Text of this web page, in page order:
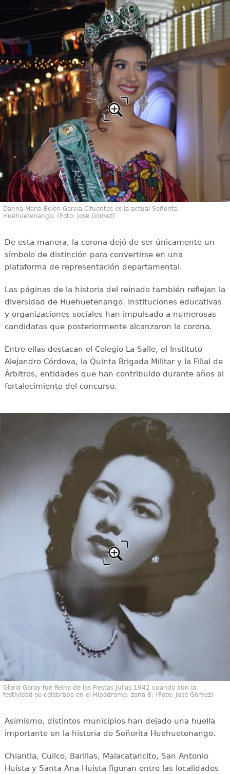
Danna María Belén García Cifuentes es la actual Señorita
Huehuetenango. (Foto: José Gómez)
De esta manera, la corona dejó de ser únicamente un
símbolo de distinción para convertirse en una
plataforma de representación departamental.
Las páginas de la historia del reinado también reflejan la
diversidad de Huehuetenango. Instituciones educativas
y organizaciones sociales han impulsado a numerosas
candidatas que posteriormente alcanzaron la corona.
Entre ellas destacan el Colegio La Salle, el Instituto
Alejandro Córdova, la Quinta Brigada Militar y la Filial de
Árbitros, entidades que han contribuido durante años al
fortalecimiento del concurso.
Gloria Garay fue Reina de las Fiestas Julias 1942 cuando aún la
festividad se celebraba en el Hipódromo, zona 8. (Foto: José Gómez)
Asimismo, distintos municipios han dejado una huella
importante en la historia de Señorita Huehuetenango.
Chiantla, Cuilco, Barillas, Malacatancito, San Antonio
Huista y Santa Ana Huista figuran entre las localidades